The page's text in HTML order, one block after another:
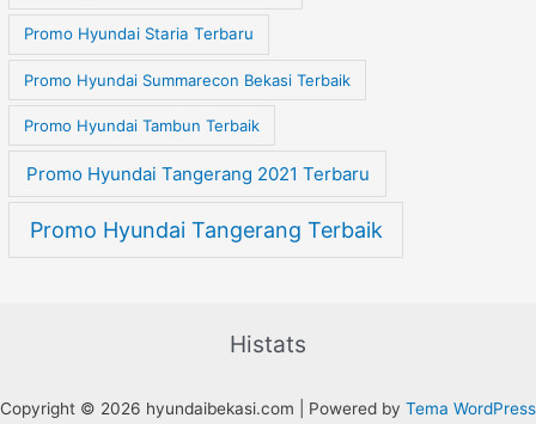
Promo Hyundai Staria Terbaru
Promo Hyundai Summarecon Bekasi Terbaik
Promo Hyundai Tambun Terbaik
Promo Hyundai Tangerang 2021 Terbaru
Promo Hyundai Tangerang Terbaik
Histats
Copyright © 2026 hyundaibekasi.com | Powered by Tema WordPress